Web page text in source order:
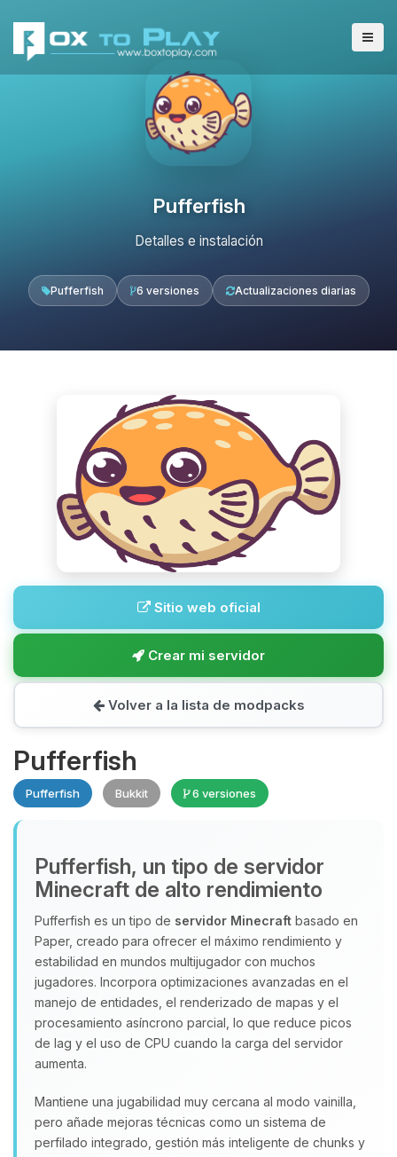
Pufferfish
Detalles e instalación
Pufferfish 6 versiones Actualizaciones diarias
Sitio web oficial
Crear mi servidor
Volver a la lista de modpacks
Pufferfish
Pufferfish Bukkit 6 versiones
Pufferfish, un tipo de servidor
Minecraft de alto rendimiento
Pufferfish es un tipo de servidor Minecraft basado en
Paper, creado para ofrecer el máximo rendimiento y
estabilidad en mundos multijugador con muchos
jugadores. Incorpora optimizaciones avanzadas en el
manejo de entidades, el renderizado de mapas y el
procesamiento asíncrono parcial, lo que reduce picos
de lag y el uso de CPU cuando la carga del servidor
aumenta.
Mantiene una jugabilidad muy cercana al modo vainilla,
pero añade mejoras técnicas como un sistema de
perfilado integrado, gestión más inteligente de chunks y
hablar! Soy Choupy, tu pequeno
asistente de BoxToPlay. Cuentame
que necesitas y moveré mis
pequenos circuitos para ayudarte.
08/08/2026 06:43